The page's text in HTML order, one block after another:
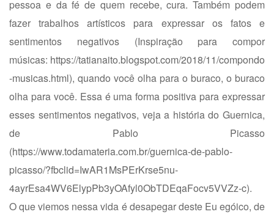
pessoa e da fé de quem recebe, cura. Também podem
fazer trabalhos artísticos para expressar os fatos e
sentimentos negativos (Inspiração para compor
músicas: https://tatianaito.blogspot.com/2018/11/compondo
-musicas.html), quando você olha para o buraco, o buraco
olha para você. Essa é uma forma positiva para expressar
esses sentimentos negativos, veja a história do Guernica,
de Pablo Picasso
(https://www.todamateria.com.br/guernica-de-pablo-
picasso/?fbclid=IwAR1MsPErKrse5nu-
4ayrEsa4WV6ElypPb3yOAfyl0ObTDEqaFocv5VVZz-c).
O que viemos nessa vida é desapegar deste Eu egóico, de